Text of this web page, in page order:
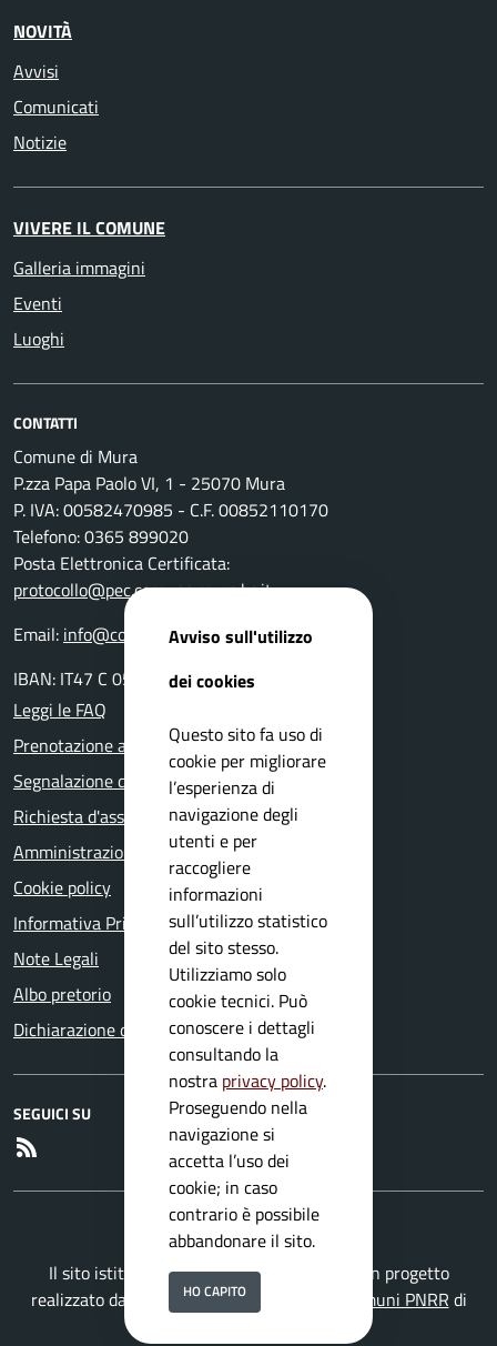
NOVITÀ
Avvisi
Comunicati
Notizie
VIVERE IL COMUNE
Galleria immagini
Eventi
Luoghi
CONTATTI
Comune di Mura
P.zza Papa Paolo VI, 1 - 25070 Mura
P. IVA: 00582470985 - C.F. 00852110170
Telefono: 0365 899020
Posta Elettronica Certificata:
protocollo@pec.comune.mura.bs.it
Email: info@comune.mura.bs.it
IBAN: IT47 C 05116 54280 0000 000 14800
Leggi le FAQ
Prenotazione appuntamento
Segnalazione disservizio
Richiesta d'assistenza
Amministrazione trasparente
Cookie policy
Informativa Privacy
Note Legali
Albo pretorio
Dichiarazione di accessibilità
SEGUICI SU
Il sito istituzionale del Comune di Mura è un progetto
realizzato da
Secoval srlcon la Soluzione Comuni PNRR di
Avviso sull'utilizzo
dei cookies
Questo sito fa uso di
cookie per migliorare
l’esperienza di
navigazione degli
utenti e per
raccogliere
informazioni
sull’utilizzo statistico
del sito stesso.
Utilizziamo solo
cookie tecnici. Può
conoscere i dettagli
consultando la
nostra privacy policy.
Proseguendo nella
navigazione si
accetta l’uso dei
cookie; in caso
contrario è possibile
abbandonare il sito.
HO CAPITO